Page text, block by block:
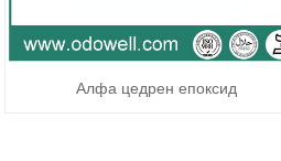
Алфа цедрен епоксид